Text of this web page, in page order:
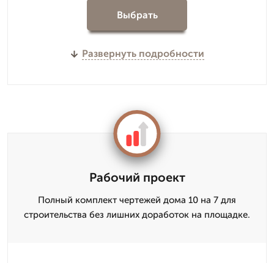
Выбрать
Развернуть подробности
Рабочий проект
Полный комплект чертежей дома 10 на 7 для
строительства без лишних доработок на площадке.